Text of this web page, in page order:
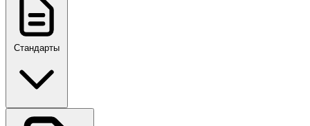
Стандарты
ГОСТ, ГОСТ Р, ПНСТ